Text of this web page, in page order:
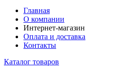
Главная
О компании
Интернет-магазин
Оплата и доставка
Контакты
Каталог товаров